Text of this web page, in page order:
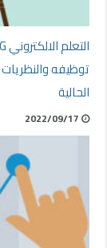
توظيفه
الحالية
2022/09/17